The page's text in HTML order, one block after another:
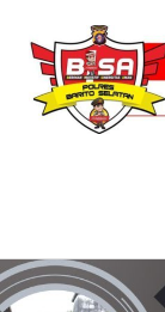
Skip
to